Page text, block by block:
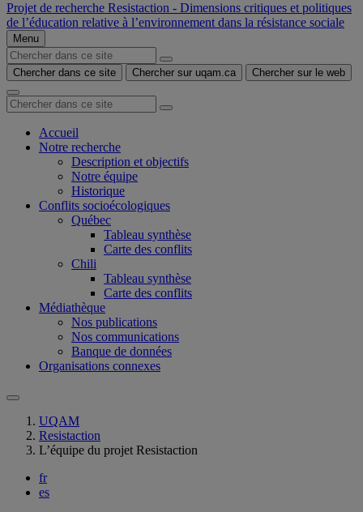
Projet de recherche Resistaction - Dimensions critiques et politiques
de l’éducation relative à l’environnement dans la résistance sociale
Menu
Chercher dans ce site Chercher sur uqam.ca Chercher sur le web
Accueil
Notre recherche
Description et objectifs
Notre équipe
Historique
Conflits socioécologiques
Québec
Tableau synthèse
Carte des conflits
Chili
Tableau synthèse
Carte des conflits
Médiathèque
Nos publications
Nos communications
Banque de données
Organisations connexes
UQAM
Resistaction
L’équipe du projet Resistaction
fr
es